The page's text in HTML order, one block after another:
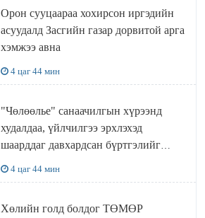
Орон сууцаараа хохирсон иргэдийн
асуудалд Засгийн газар дорвитой арга
хэмжээ авна
4 цаг 44 мин
"Чөлөөлье" санаачилгын хүрээнд
худалдаа, үйлчилгээ эрхлэхэд
шаарддаг давхардсан бүртгэлийг
4 цаг 44 мин
Хөлийн голд болдог ТӨМӨР